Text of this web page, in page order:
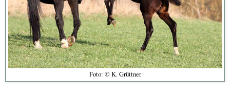
Foto: © K. Grüttner